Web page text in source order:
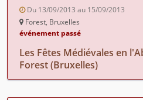
Du 13/09/2013 au 15/09/2013
Forest, Bruxelles
événement passé
Les Fêtes Médiévales en
Forest (Bruxelles)